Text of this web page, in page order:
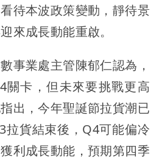
待本波政策變動，靜待景
來成長動能重啟。
事業處主管陳郁仁認為，
關卡，但未來要挑戰更高
出，今年聖誕節拉貨潮已
拉貨結束後，Q4可能偏冷
利成長動能，預期第四季